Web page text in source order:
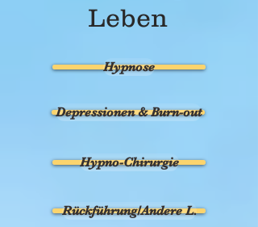
Hypnose
Depressionen & Burn-out
Hypno-Chirurgie
Rückführung/Andere L.
Leben